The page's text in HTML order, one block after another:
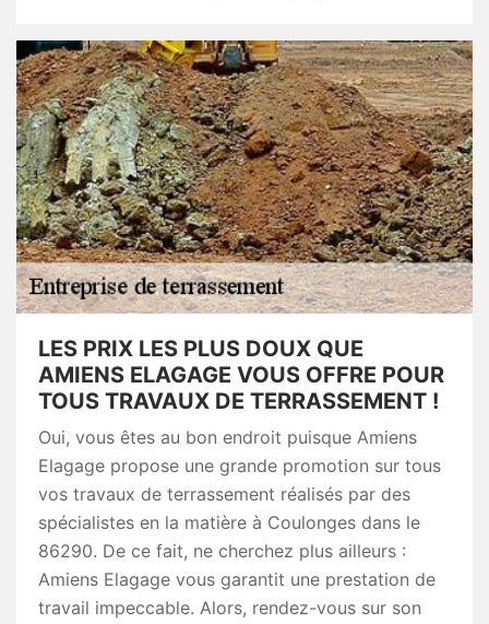
LES PRIX LES PLUS DOUX QUE
AMIENS ELAGAGE VOUS OFFRE POUR
TOUS TRAVAUX DE TERRASSEMENT !
Oui, vous êtes au bon endroit puisque Amiens
Elagage propose une grande promotion sur tous
vos travaux de terrassement réalisés par des
spécialistes en la matière à Coulonges dans le
86290. De ce fait, ne cherchez plus ailleurs :
Amiens Elagage vous garantit une prestation de
travail impeccable. Alors, rendez-vous sur son